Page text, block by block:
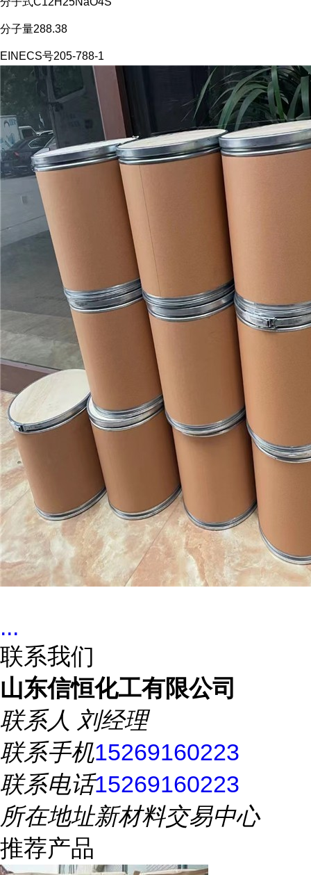
分子量288.38
EINECS号205-788-1
...
联系我们
山东信恒化工有限公司
联系人 刘经理
联系手机15269160223
联系电话15269160223
所在地址新材料交易中心
推荐产品